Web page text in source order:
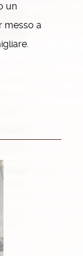
un
messo a